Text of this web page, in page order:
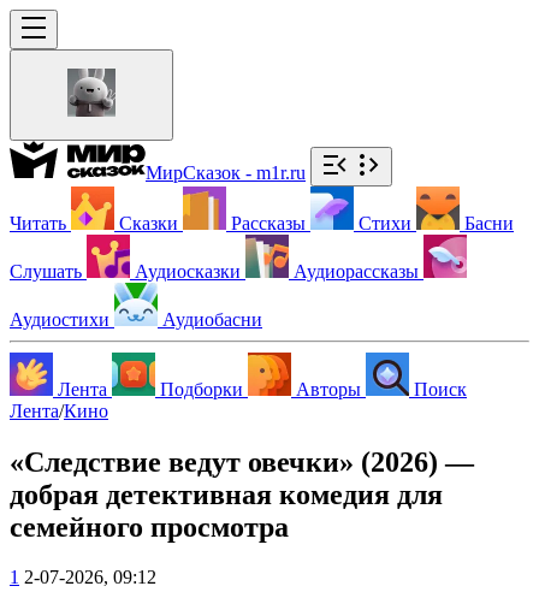
МирСказок - m1r.ru
Читать Сказки Рассказы Стихи Басни
Слушать Аудиосказки Аудиорассказы
Аудиостихи Аудиобасни
Лента Подборки Авторы
Поиск
Лента/Кино
«Следствие ведут овечки» (2026) —
добрая детективная комедия для
семейного просмотра
1 2-07-2026, 09:12